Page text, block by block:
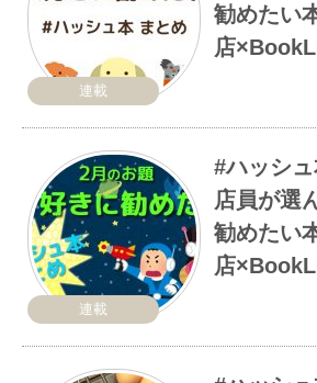
連載
勧めたい
店
連載
#ハッシ
店員が選
勧めたい
店